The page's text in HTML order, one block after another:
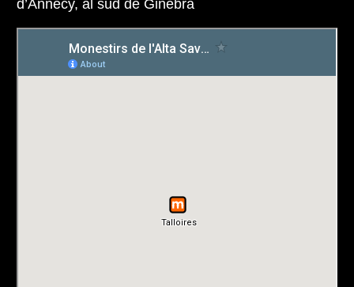
d’Annecy, al sud de Ginebra